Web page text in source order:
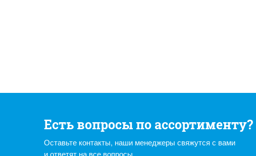
Есть вопросы по ассортименту?
Оставьте контакты, наши менеджеры свяжутся с вами
и ответят на все вопросы